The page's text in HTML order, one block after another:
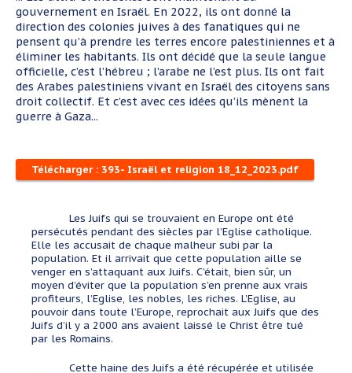
gouvernement en Israël. En 2022, ils ont donné la
direction des colonies juives à des fanatiques qui ne
pensent qu’à prendre les terres encore palestiniennes et à
éliminer les habitants. Ils ont décidé que la seule langue
officielle, c’est l’hébreu ; l’arabe ne l’est plus. Ils ont fait
des Arabes palestiniens vivant en Israël des citoyens sans
droit collectif. Et c’est avec ces idées qu’ils mènent la
guerre à Gaza...
Télécharger : 393- Israël et religion 18_12_2023.pdf
Les Juifs qui se trouvaient en Europe ont été
persécutés pendant des siècles par l’Eglise catholique.
Elle les accusait de chaque malheur subi par la
population. Et il arrivait que cette population aille se
venger en s’attaquant aux Juifs. C’était, bien sûr, un
moyen d’éviter que la population s’en prenne aux vrais
profiteurs, l’Eglise, les nobles, les riches. L’Eglise, au
pouvoir dans toute l’Europe, reprochait aux Juifs que des
Juifs d’il y a 2000 ans avaient laissé le Christ être tué
par les Romains.
Cette haine des Juifs a été récupérée et utilisée